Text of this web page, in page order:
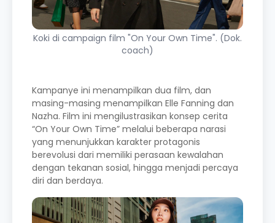
Koki di campaign film "On Your Own Time". (Dok.
coach)
Kampanye ini menampilkan dua film, dan
masing-masing menampilkan Elle Fanning dan
Nazha. Film ini mengilustrasikan konsep cerita
“On Your Own Time” melalui beberapa narasi
yang menunjukkan karakter protagonis
berevolusi dari memiliki perasaan kewalahan
dengan tekanan sosial, hingga menjadi percaya
diri dan berdaya.